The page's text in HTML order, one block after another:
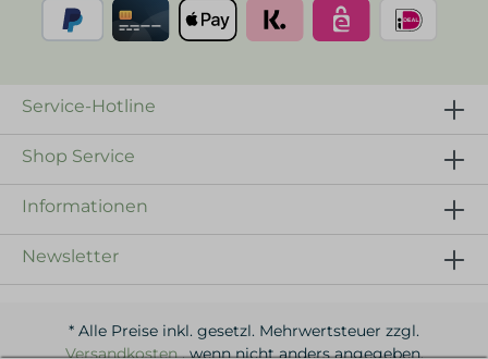
Service-Hotline
Shop Service
Informationen
Newsletter
* Alle Preise inkl. gesetzl. Mehrwertsteuer zzgl.
Versandkosten, wenn nicht anders angegeben.